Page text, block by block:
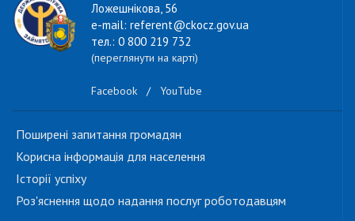
Ложешнікова, 56
e-mail: referent@ckocz.gov.ua
тел.: 0 800 219 732
(переглянути на карті)
Facebook / YouTube
Поширені запитання громадян
Корисна інформація для населення
Історії успіху
Роз'яснення щодо надання послуг роботодавцям